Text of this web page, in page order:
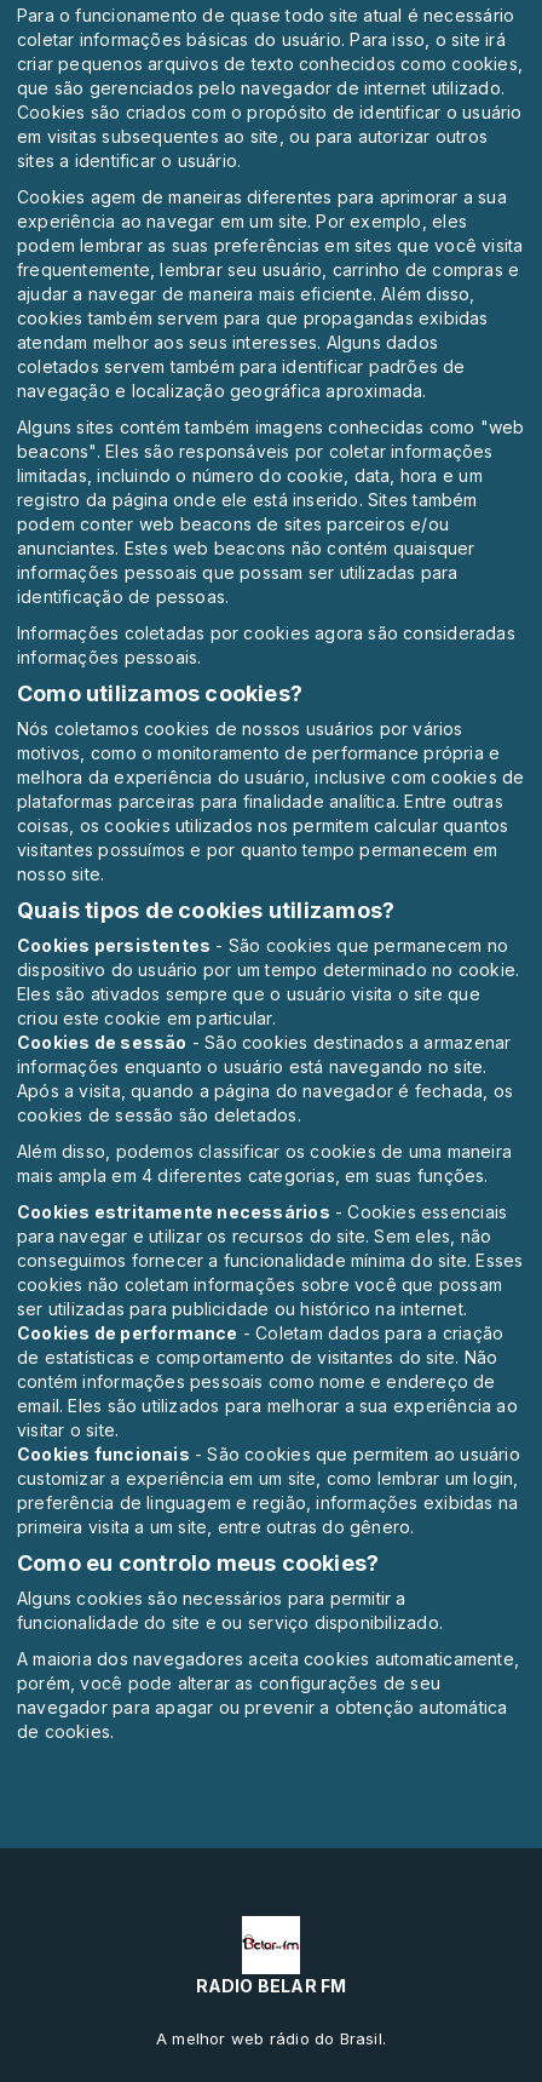
Para o funcionamento de quase todo site atual é necessário
coletar informações básicas do usuário. Para isso, o site irá
criar pequenos arquivos de texto conhecidos como cookies,
que são gerenciados pelo navegador de internet utilizado.
Cookies são criados com o propósito de identificar o usuário
em visitas subsequentes ao site, ou para autorizar outros
sites a identificar o usuário.
Cookies agem de maneiras diferentes para aprimorar a sua
experiência ao navegar em um site. Por exemplo, eles
podem lembrar as suas preferências em sites que você visita
frequentemente, lembrar seu usuário, carrinho de compras e
ajudar a navegar de maneira mais eficiente. Além disso,
cookies também servem para que propagandas exibidas
atendam melhor aos seus interesses. Alguns dados
coletados servem também para identificar padrões de
navegação e localização geográfica aproximada.
Alguns sites contém também imagens conhecidas como "web
beacons". Eles são responsáveis por coletar informações
limitadas, incluindo o número do cookie, data, hora e um
registro da página onde ele está inserido. Sites também
podem conter web beacons de sites parceiros e/ou
anunciantes. Estes web beacons não contém quaisquer
informações pessoais que possam ser utilizadas para
identificação de pessoas.
Informações coletadas por cookies agora são consideradas
informações pessoais.
Como utilizamos cookies?
Nós coletamos cookies de nossos usuários por vários
motivos, como o monitoramento de performance própria e
melhora da experiência do usuário, inclusive com cookies de
plataformas parceiras para finalidade analítica. Entre outras
coisas, os cookies utilizados nos permitem calcular quantos
visitantes possuímos e por quanto tempo permanecem em
nosso site.
Quais tipos de cookies utilizamos?
Cookies persistentes - São cookies que permanecem no
dispositivo do usuário por um tempo determinado no cookie.
Eles são ativados sempre que o usuário visita o site que
criou este cookie em particular.
Cookies de sessão - São cookies destinados a armazenar
informações enquanto o usuário está navegando no site.
Após a visita, quando a página do navegador é fechada, os
cookies de sessão são deletados.
Além disso, podemos classificar os cookies de uma maneira
mais ampla em 4 diferentes categorias, em suas funções.
Cookies estritamente necessários - Cookies essenciais
para navegar e utilizar os recursos do site. Sem eles, não
conseguimos fornecer a funcionalidade mínima do site. Esses
cookies não coletam informações sobre você que possam
ser utilizadas para publicidade ou histórico na internet.
Cookies de performance - Coletam dados para a criação
de estatísticas e comportamento de visitantes do site. Não
contém informações pessoais como nome e endereço de
email. Eles são utilizados para melhorar a sua experiência ao
visitar o site.
Cookies funcionais - São cookies que permitem ao usuário
customizar a experiência em um site, como lembrar um login,
preferência de linguagem e região, informações exibidas na
primeira visita a um site, entre outras do gênero.
Como eu controlo meus cookies?
Alguns cookies são necessários para permitir a
funcionalidade do site e ou serviço disponibilizado.
A maioria dos navegadores aceita cookies automaticamente,
porém, você pode alterar as configurações de seu
navegador para apagar ou prevenir a obtenção automática
de cookies.
RADIO BELAR FM
A melhor web rádio do Brasil.